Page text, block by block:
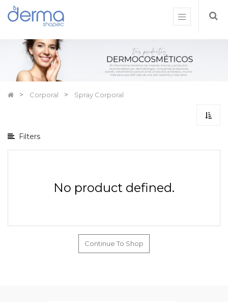
Corporal Spray Corporal
Filters
Mostrar
opciones
Mostrar
categorías
No product defined.
Continue To Shop